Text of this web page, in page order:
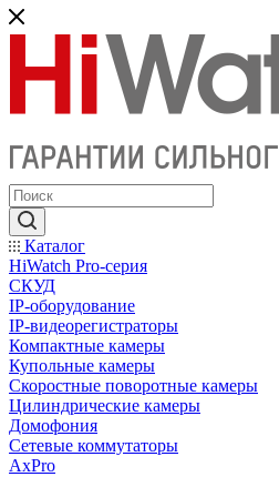
Каталог
HiWatch Pro-серия
CКУД
IP-оборудование
IP-видеорегистраторы
Компактные камеры
Купольные камеры
Скоростные поворотные камеры
Цилиндрические камеры
Домофония
Сетевые коммутаторы
AxPro